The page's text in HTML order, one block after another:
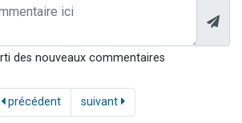
des nouveaux commentaires
précédent suivant